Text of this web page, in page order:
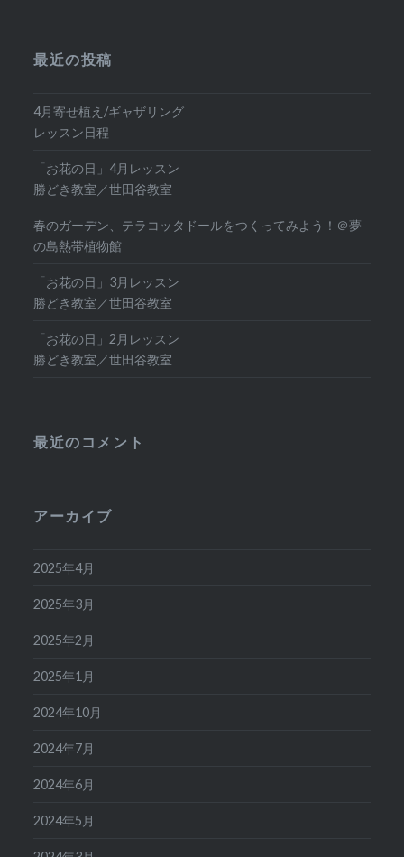
最近の投稿
4月寄せ植え/ギャザリング
レッスン日程
「お花の日」4月レッスン
勝どき教室／世田谷教室
春のガーデン、テラコッタドールをつくってみよう！＠夢
の島熱帯植物館
「お花の日」3月レッスン
勝どき教室／世田谷教室
「お花の日」2月レッスン
勝どき教室／世田谷教室
最近のコメント
アーカイブ
2025年4月
2025年3月
2025年2月
2025年1月
2024年10月
2024年7月
2024年6月
2024年5月